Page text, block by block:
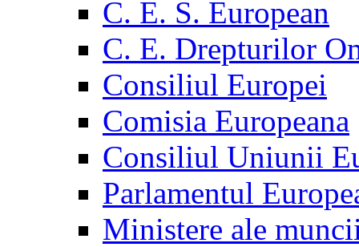
C. E. S. European
C. E. Drepturilor
Consiliul Europei
Comisia Europeana
Consiliul Uniunii
Parlamentul
Ministere ale